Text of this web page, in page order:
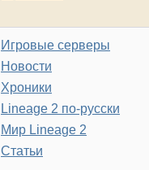
Игровые серверы
Новости
Хроники
Lineage 2 по-русски
Мир Lineage 2
Статьи